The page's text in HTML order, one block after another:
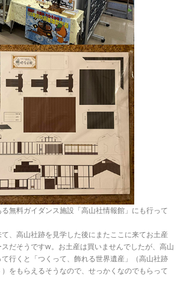
る無料ガイダンス施設「高山社情報館」にも行って
、高山社跡を見学した後にまたここに来てお土産
だそうですw。お土産は買いませんでしたが、高山
行くと「つくって、飾れる世界遺産」（高山社跡
をもらえるそうなので、せっかくなのでもらって